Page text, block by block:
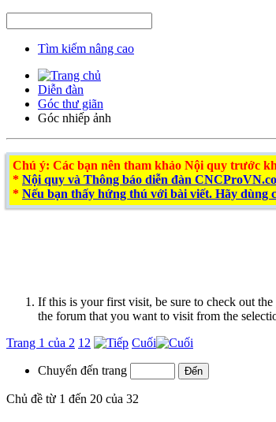
Tìm kiếm nâng cao
Diễn đàn
Góc thư giãn
Góc nhiếp ảnh
Chú ý: Các bạn nên tham khảo Nội quy trước
* Nội quy và Thông báo diễn đàn
* Nếu bạn thấy hứng thú với bài viết. Hãy dùng
If this is your first visit, be sure to check out the
the forum that you want to visit from the
Trang 1 của 2 1 2 Cuối
Chuyển đến trang
Chủ đề từ 1 đến 20 của 32